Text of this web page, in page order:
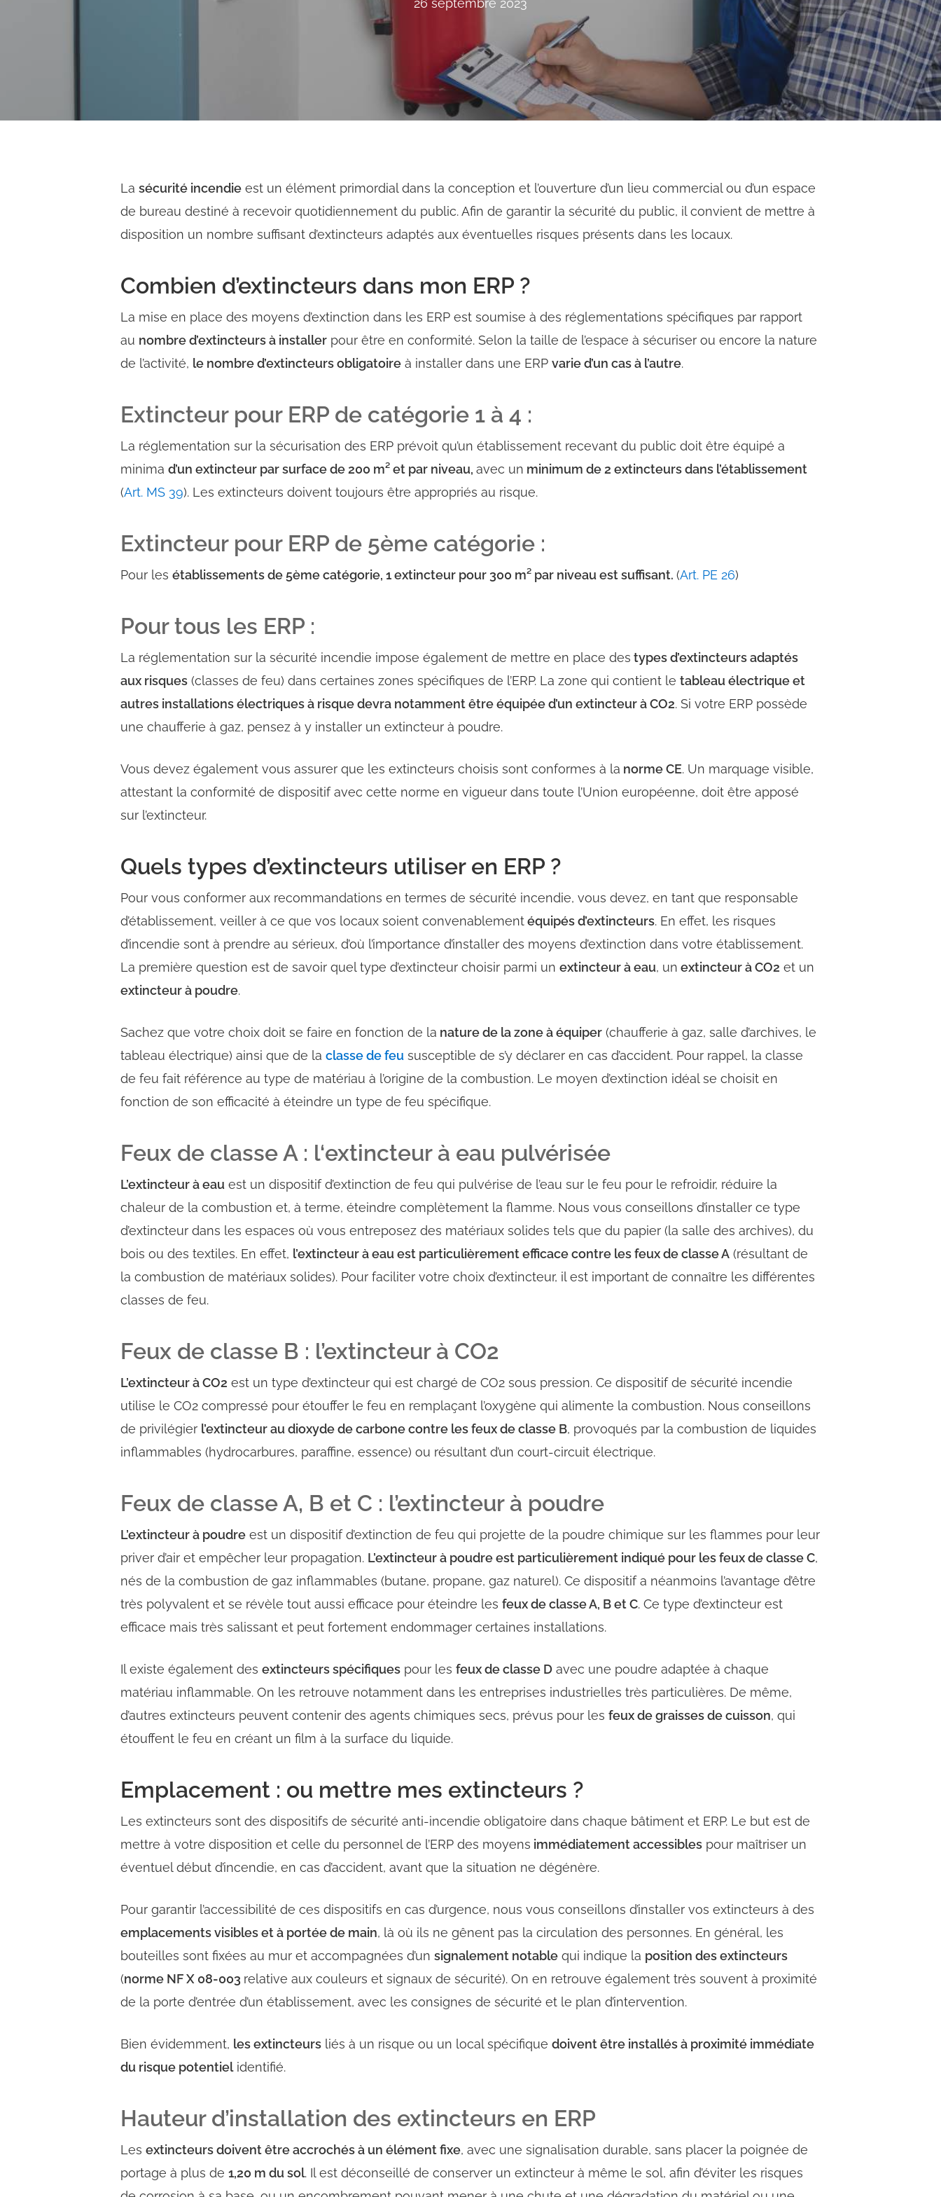
26 septembre 2023
Lasécurité incendie est un élément primordial dans la conception et l’ouverture d’un lieu commercial ou d’un espace
de bureau destiné à recevoir quotidiennement du public. Afin de garantir la sécurité du public, il convient de mettre à
disposition un nombre suffisant d’extincteurs adaptés aux éventuelles risques présents dans les locaux.
Combien d’extincteurs dans mon ERP ?
La mise en place des moyens d’extinction dans les ERP est soumise à des réglementations spécifiques par rapport
au nombre d’extincteurs à installer pour être en conformité. Selon la taille de l’espace à sécuriser ou encore la nature
de l’activité, le nombre d’extincteurs obligatoire à installer dans une ERPvarie d’un cas à l’autre.
Extincteur pour ERP de catégorie 1 à 4 :
La réglementation sur la sécurisation des ERP prévoit qu’un établissement recevant du public doit être équipéa
minimad’un extincteur par surface de 200 m² et par niveau,avec un minimum de 2 extincteurs dans l’établissement
(Art. MS 39). Les extincteurs doivent toujours être appropriés au risque.
Extincteur pour ERP de 5ème catégorie :
Pour lesétablissements de 5ème catégorie, 1 extincteur pour 300 m² par niveau est suffisant.(Art. PE 26)
Pour tous les ERP :
La réglementation sur la sécurité incendie impose également de mettre en place des types d’extincteurs adaptés
aux risques (classes de feu) dans certaines zones spécifiques de l’ERP. La zone qui contient letableau électrique et
autres installations électriques à risque devra notamment être équipée d’un extincteur à CO2. Si votre ERP possède
une chaufferie à gaz, pensez à y installer un extincteur à poudre.
Vous devez également vous assurer que les extincteurs choisis sontconformes à la norme CE. Un marquage visible,
attestant la conformité de dispositif avec cette norme en vigueur dans toute l’Union européenne, doit être apposé
sur l’extincteur.
Quels types d’extincteurs utiliser en ERP ?
Pour vous conformer aux recommandations en termes de sécurité incendie, vous devez, en tant que responsable
d’établissement, veiller à ce que vos locaux soient convenablementéquipés d’extincteurs. En effet, les risques
d’incendie sont à prendre au sérieux, d’où l’importance d’installer des moyens d’extinction dans votre établissement.
La première question est de savoir quel type d’extincteur choisir parmi unextincteur à eau, un extincteur à CO2 et un
extincteur à poudre.
Sachez que votre choix doit se faire en fonction de la nature de la zone à équiper (chaufferie à gaz, salle d’archives, le
tableau électrique) ainsi que de laclasse de feu susceptible de s’y déclarer en cas d’accident. Pour rappel, la classe
de feu fait référence au type de matériau à l’origine de la combustion. Le moyen d’extinction idéal se choisit en
fonction de son efficacité à éteindre un type de feu spécifique.
Feux de classe A : l‘extincteur à eau pulvérisée
L’extincteur à eau est un dispositif d’extinction de feu qui pulvérise de l’eau sur le feu pour le refroidir, réduire la
chaleur de la combustion et, à terme,éteindre complètement la flamme. Nous vous conseillons d’installer ce type
d’extincteur dans les espaces où vous entreposez des matériaux solides tels que du papier (la salle des archives), du
bois ou des textiles. En effet, l’extincteur à eau est particulièrement efficace contre les feux de classe A (résultant de
la combustion de matériaux solides). Pour faciliter votre choix d’extincteur, il est important de connaître les différentes
classes de feu.
Feux de classe B : l’extincteur à CO2
L’extincteur à CO2 est un type d’extincteur qui est chargé de CO2 sous pression. Ce dispositif de sécurité incendie
utilise le CO2 compressé pourétouffer le feuen remplaçant l’oxygène qui alimente la combustion. Nous conseillons
de privilégier l’extincteur au dioxyde de carbone contre les feux de classe B, provoqués par la combustion de liquides
inflammables (hydrocarbures, paraffine, essence) ou résultant d’uncourt-circuit électrique.
Feux de classe A, B et C : l’extincteur à poudre
L’extincteur à poudre est un dispositif d’extinction de feu qui projette de la poudre chimique sur les flammes pour leur
priver d’air etempêcher leur propagation. L’extincteur à poudre est particulièrement indiqué pour les feux de classe C,
nés de la combustion de gaz inflammables (butane, propane, gaz naturel). Ce dispositif a néanmoins l’avantage d’être
très polyvalent et se révèle tout aussi efficace pour éteindre lesfeux de classe A, B et C. Ce type d’extincteur est
efficace mais très salissant et peut fortement endommager certaines installations.
Il existe également desextincteurs spécifiques pour lesfeux de classe D avec une poudre adaptée à chaque
matériau inflammable. On les retrouve notamment dans les entreprises industrielles très particulières. De même,
d’autres extincteurs peuvent contenir desagents chimiques secs, prévus pour lesfeux de graisses de cuisson, qui
étouffent le feu en créant un film à la surface du liquide.
Emplacement : ou mettre mes extincteurs ?
Les extincteurs sont des dispositifs de sécurité anti-incendie obligatoire dans chaque bâtiment et ERP. Le but est de
mettre à votre disposition et celle du personnel de l’ERP des moyens immédiatement accessibles pour maîtriser un
éventuel début d’incendie, en cas d’accident, avant que la situation ne dégénère.
Pour garantir l’accessibilité de ces dispositifs en cas d’urgence, nous vous conseillons d’installer vos extincteurs à des
emplacements visibles et à portée de main, là où ils ne gênent pas la circulation des personnes. En général, les
bouteilles sont fixées au mur et accompagnées d’unsignalement notable qui indique la position des extincteurs
(norme NF X 08-003 relative aux couleurs et signaux de sécurité). On en retrouve également très souvent à proximité
de la porte d’entrée d’un établissement, avec les consignes de sécurité et le plan d’intervention.
Bien évidemment, les extincteurs liés à un risque ou un local spécifiquedoivent être installés à proximité immédiate
du risque potentielidentifié.
Hauteur d’installation des extincteurs en ERP
Lesextincteurs doivent être accrochés à un élément fixe, avec une signalisation durable, sans placer la poignée de
portage à plus de1,20 m du sol. Il est déconseillé de conserver un extincteur à même le sol, afin d’éviter les risques